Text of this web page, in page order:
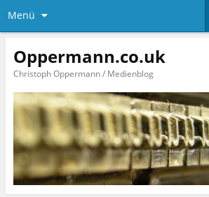
Menü
Oppermann.co.uk
Christoph Oppermann / Medienblog